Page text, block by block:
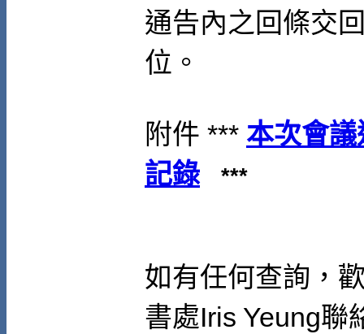
通告內之回條交
位。
附件 *** 本次會
記錄
***
如有任何查詢，
書處Iris Yeung聯